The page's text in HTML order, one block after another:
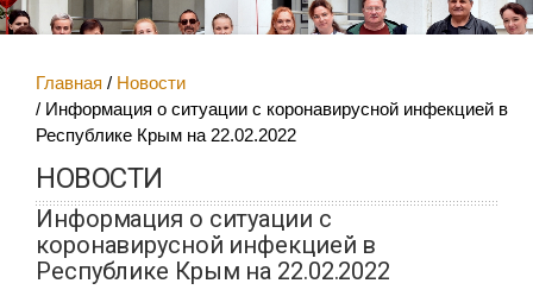
Главная
Новости
Информация о ситуации с коронавирусной инфекцией в
Республике Крым на 22.02.2022
НОВОСТИ
Информация о ситуации с
коронавирусной инфекцией в
Республике Крым на 22.02.2022